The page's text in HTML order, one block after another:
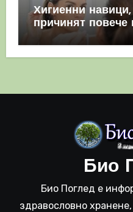
Хигиенни
причинят повече
полза
Био
Био Поглед е
здравословно